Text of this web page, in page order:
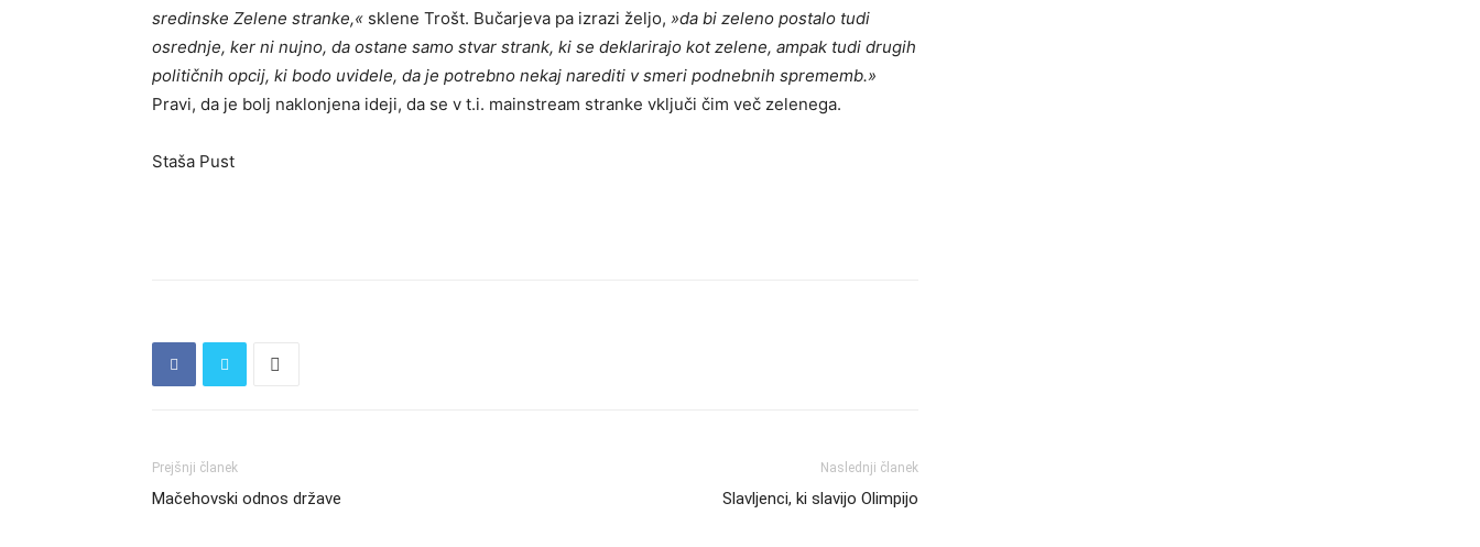
sredinske Zelene stranke,« sklene Trošt. Bučarjeva pa izrazi željo, »da bi zeleno postalo tudi
osrednje, ker ni nujno, da ostane samo stvar strank, ki se deklarirajo kot zelene, ampak tudi drugih
političnih opcij, ki bodo uvidele, da je potrebno nekaj narediti v smeri podnebnih sprememb.»
Pravi, da je bolj naklonjena ideji, da se v t.i. mainstream stranke vključi čim več zelenega.
Staša Pust
Prejšnji članek
Mačehovski odnos države
Naslednji članek
Slavljenci, ki slavijo Olimpijo